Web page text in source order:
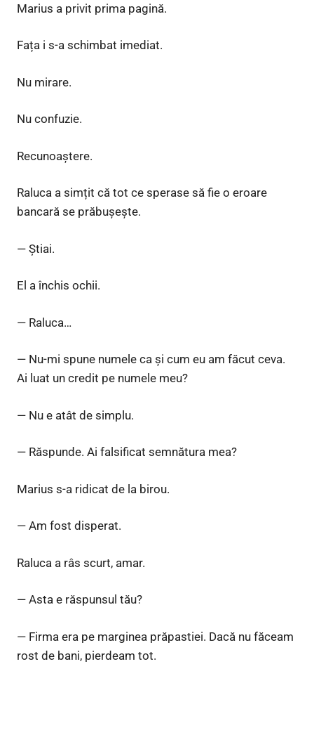
Marius a privit prima pagină.
Fața i s-a schimbat imediat.
Nu mirare.
Nu confuzie.
Recunoaștere.
Raluca a simțit că tot ce sperase să fie o eroare
bancară se prăbușește.
— Știai.
El a închis ochii.
— Raluca…
— Nu-mi spune numele ca și cum eu am făcut ceva.
Ai luat un credit pe numele meu?
— Nu e atât de simplu.
— Răspunde. Ai falsificat semnătura mea?
Marius s-a ridicat de la birou.
— Am fost disperat.
Raluca a râs scurt, amar.
— Asta e răspunsul tău?
— Firma era pe marginea prăpastiei. Dacă nu făceam
rost de bani, pierdeam tot.